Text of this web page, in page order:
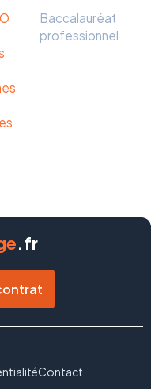
Baccalauréat
professionnel
.fr
Contact